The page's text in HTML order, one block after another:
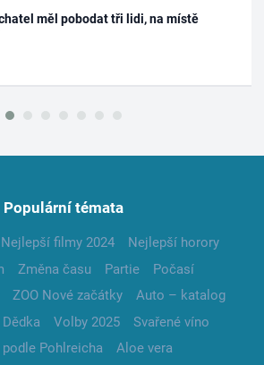
měl pobodat tři lidi, na místě
Populární témata
Nejlepší filmy 2024
Nejlepší horory
Změna času Partie
Počasí
ZOO Nové začátky
Auto – katalog
Volby 2025
Svařené víno
Pohlreicha
Aloe vera